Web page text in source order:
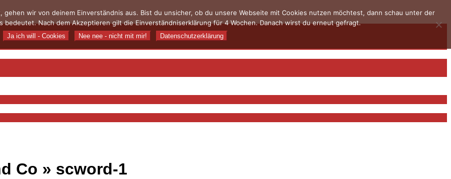
Co » scword-1
wir von deinem Einverständnis aus. Bist du unsicher, ob du unsere Webseite mit Cookies nutzen möchtest, dann schau unter der
bedeutet. Nach dem Akzeptieren gilt die Einverständniserklärung für 4 Wochen. Danach wirst du erneut gefragt.
Ja ich will - Cookies Nee nee - nicht mit mir! Datenschutzerklärung